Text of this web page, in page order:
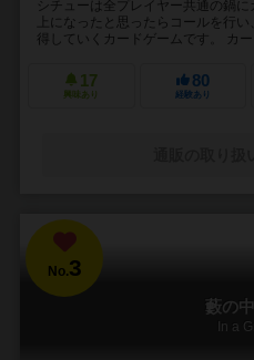
シチューは全プレイヤー共通の鍋
上になったと思ったらコールを行
得していくカードゲームです。 カ
17
興味あり
80
経験あり
No.3
藪の
In a